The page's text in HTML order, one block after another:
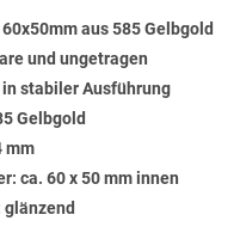
aus 585 Gelbgold
und ungetragen
stabiler Ausführung
Gelbgold
mm
ca. 60 x 50 mm innen